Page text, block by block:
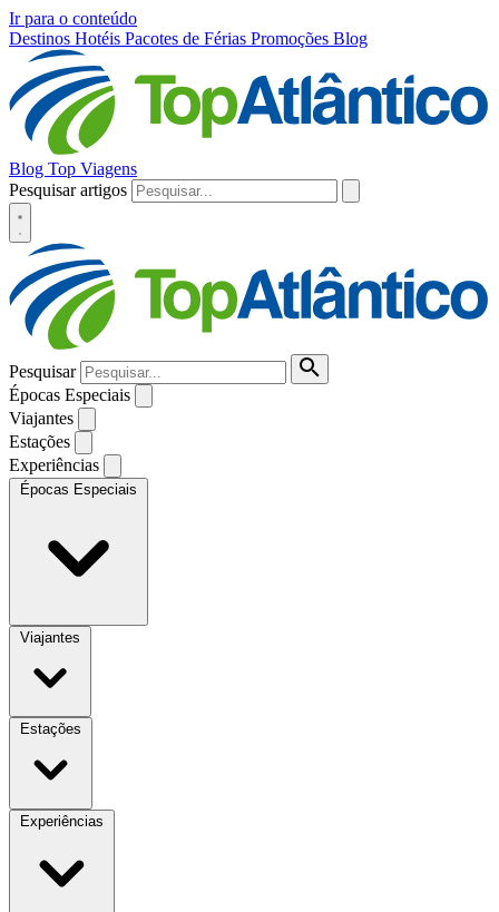
Ir para o conteúdo
Destinos Hotéis Pacotes de Férias Promoções Blog
Blog Top Viagens
Pesquisar artigos
Pesquisar
Épocas Especiais
Viajantes
Estações
Experiências
Épocas Especiais
Viajantes
Estações
Experiências